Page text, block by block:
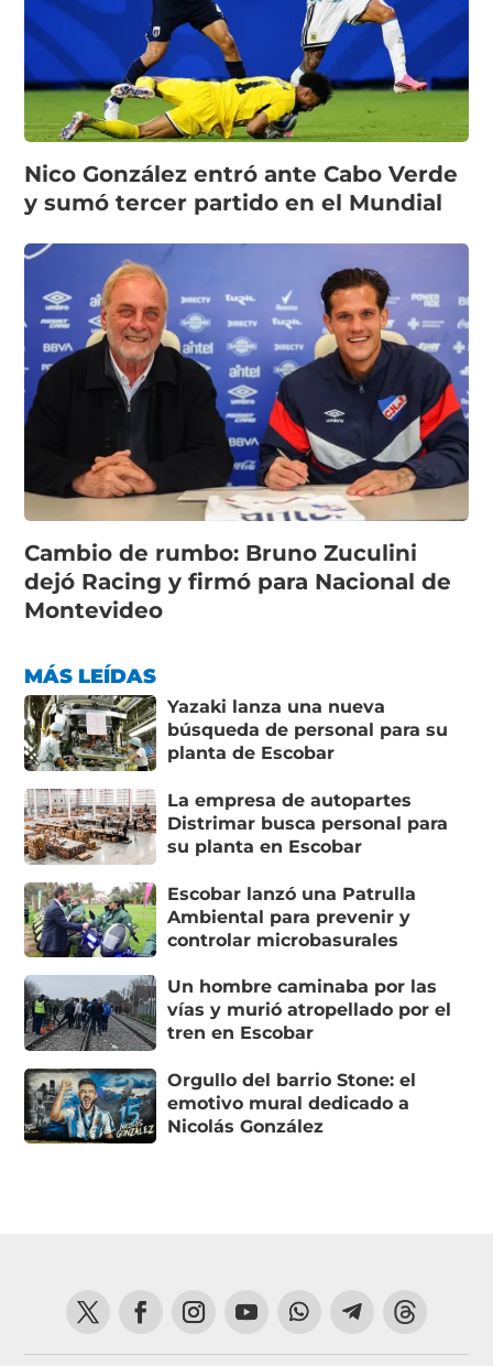
Nico González entró ante Cabo Verde
y sumó tercer partido en el Mundial
Cambio de rumbo: Bruno Zuculini
dejó Racing y firmó para Nacional de
Montevideo
MÁS LEÍDAS
Yazaki lanza una nueva
búsqueda de personal para su
planta de Escobar
La empresa de autopartes
Distrimar busca personal para
su planta en Escobar
Escobar lanzó una Patrulla
Ambiental para prevenir y
controlar microbasurales
Un hombre caminaba por las
vías y murió atropellado por el
tren en Escobar
Orgullo del barrio Stone: el
emotivo mural dedicado a
Nicolás González